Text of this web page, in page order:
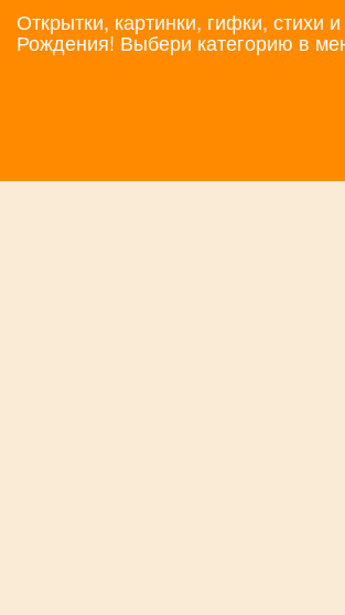
Открытки, картинки, гифки, стихи
Рождения! Выбери категорию в